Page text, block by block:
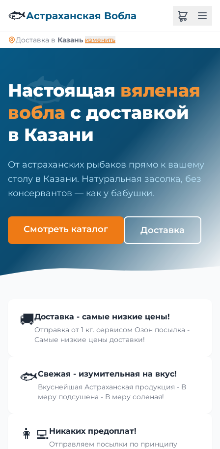
🐟Астраханская Вобла
Доставка в Казань изменить
🐟
Настоящая вяленая
вобла с доставкой
в Казани
От астраханских рыбаков прямо к вашему
столу в Казани. Натуральная засолка, без
консервантов — как у бабушки.
Смотреть каталог Доставка
🚚Доставка - самые низкие цены!
Отправка от 1 кг. сервисом Озон посылка -
Самые низкие цены доставки!
🐟Свежая - изумительная на вкус!
Вкуснейшая Астраханская продукция - В
меру подсушена - В меру соленая!
👩‍💻Никаких предоплат!
Отправляем посылки по принципу